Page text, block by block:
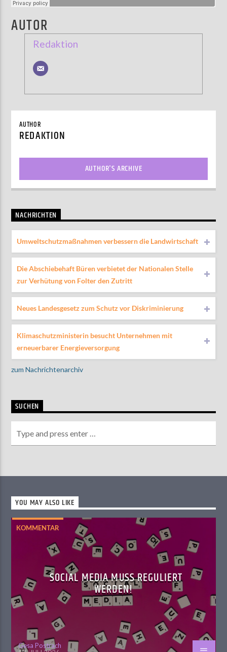
AUTOR
Redaktion
AUTHOR
REDAKTION
AUTHOR'S ARCHIVE
NACHRICHTEN
Umweltschutzmaßnahmen verbessern die Landwirtschaft
Die Abschiebehaft Büren verbietet der Nationalen Stelle
zur Verhütung von Folter den Zutritt
Neues Landesgesetz zum Schutz vor Diskriminierung
Klimaschutzministerin besucht Unternehmen mit
erneuerbarer Energieversorgung
zum Nachrichtenarchiv
SUCHEN
YOU MAY ALSO LIKE
KOMMENTAR
SOCIAL MEDIA MUSS REGULIERT
WERDEN!
Gesa Postrach